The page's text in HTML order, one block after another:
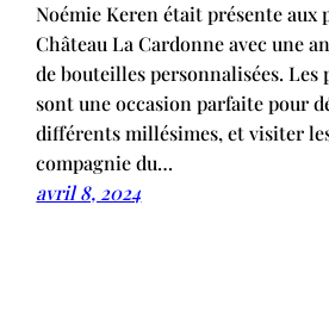
Noémie Keren était présente aux
Château La Cardonne avec une
de bouteilles personnalisées. Les
sont une occasion parfaite pour
différents millésimes, et visiter
compagnie du…
avril 8, 2024